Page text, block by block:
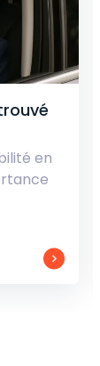
assurance
cette